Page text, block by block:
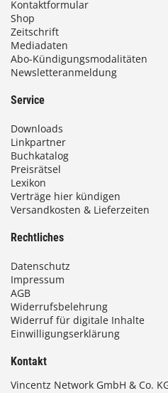
Kontaktformular
Shop
Zeitschrift
Mediadaten
Abo-Kündigungsmodalitäten
Newsletteranmeldung
Service
Downloads
Linkpartner
Buchkatalog
Preisrätsel
Lexikon
Verträge hier kündigen
Versandkosten & Lieferzeiten
Rechtliches
Datenschutz
Impressum
AGB
Widerrufsbelehrung
Widerruf für digitale Inhalte
Einwilligungserklärung
Kontakt
Vincentz Network GmbH & Co.